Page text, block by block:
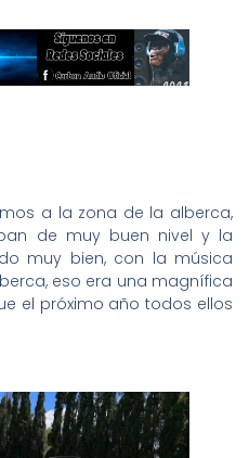
a la zona de la alberca,
de muy buen nivel y la
muy bien, con la música
eso era una magnífica
el próximo año todos ellos